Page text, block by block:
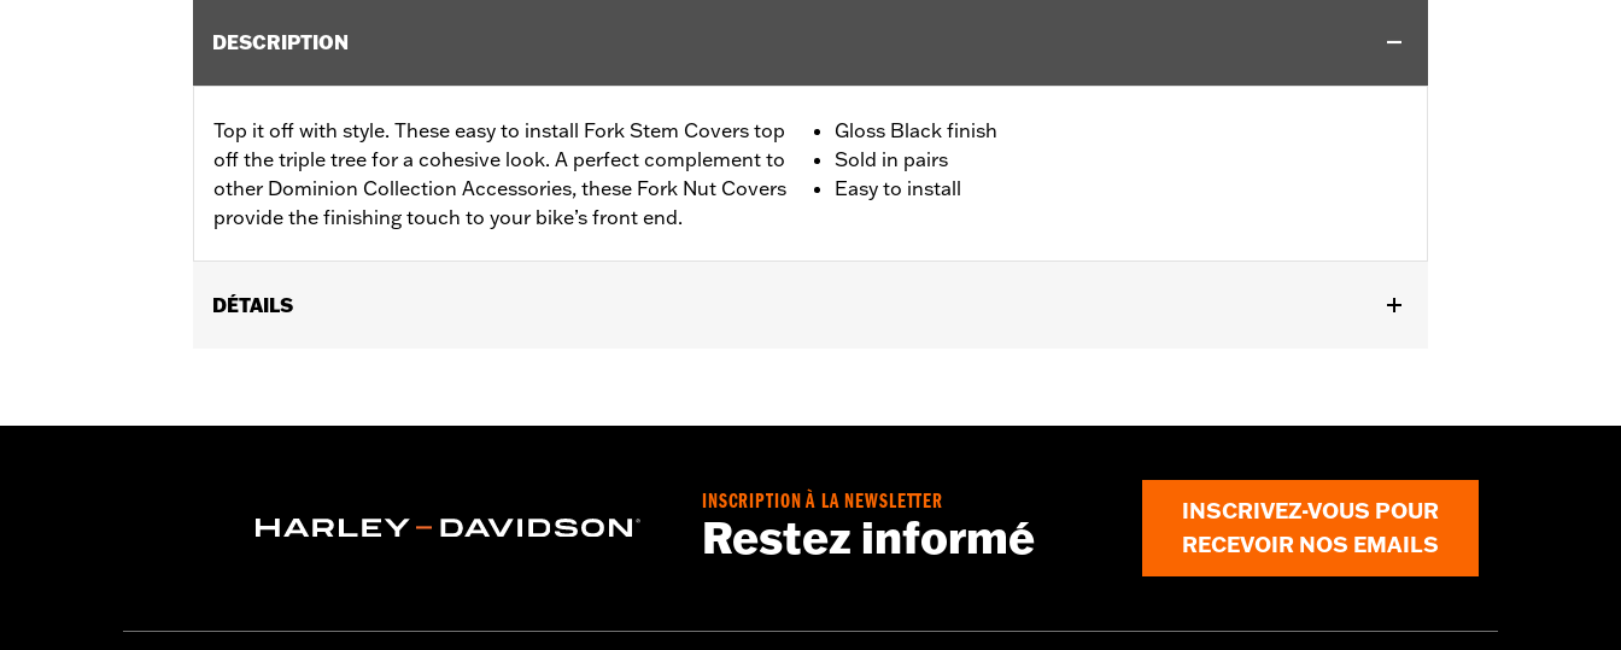
DESCRIPTION
Top it off with style. These easy to install Fork Stem Covers top
off the triple tree for a cohesive look. A perfect complement to
other Dominion Collection Accessories, these Fork Nut Covers
provide the finishing touch to your bike’s front end.
Gloss Black finish
Sold in pairs
Easy to install
DÉTAILS
FLSTFB, FLSTFBS and FLSTN and ’86-’17 FLSTC models.
In the Box:2 Upper Fork Nut Covers, set screws, allen wrench and instructions
INSCRIPTION À LA NEWSLETTER
Restez informé
INSCRIVEZ-VOUS POUR
RECEVOIR NOS EMAILS